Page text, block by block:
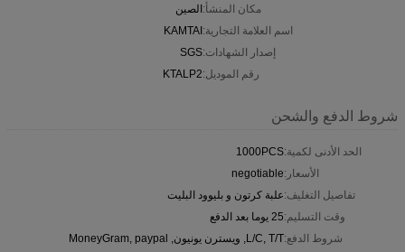
مكان المنشأ:الصين
اسم العلامة التجارية:KAMTAI
إصدار الشهادات:SGS
رقم الموديل:KTALP2
شروط الدفع والشحن
الحد الأدنى لكمية:1000PCS
الأسعار:negotiable
تفاصيل التغليف:علبة كرتون و بليوود البليت
وقت التسليم:25 يوما بعد الدفع
شروط الدفع:L/C, T/T, ويسترن يونيون, MoneyGram, paypal